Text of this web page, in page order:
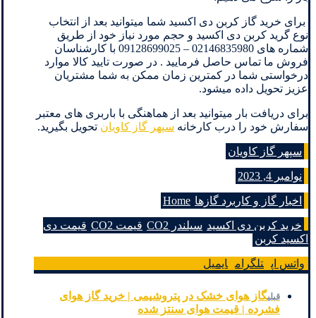
برای خرید گاز کربن دی اکسید شما میتوانید بعد از انتخاب
نوع گرید کربن دی اکسید و حجم مورد نیاز خود از طریق
شماره های 02146835980 – 09128699025 با کارشناسان
فروش ما تماس حاصل فرمایید . در صورت تایید کالا موارد
درخواستی شما در کمترین زمان ممکن به شما مشتریان
عزیز تحویل داده میشود.
برای دریافت بار میتوانید بعد از هماهنگی با باربری های معتبر
سفارش خود را درب کارخانه سپهر گاز کاویان تحویل بگیرید.
سپهر گاز کاویان
نوامبر 4, 2023
اخبار گاز و کاربرد گازها Home
خرید کربن دی اکسید سیلندر CO2 قیمت CO2
قیمت دی
اکسید کربن
واتس اپ تلگرام ایمیل
قبلیگاز هوای خشک در پتروشیمی | خرید گاز هوای
فشرده | قیمت هوای سنتز شده